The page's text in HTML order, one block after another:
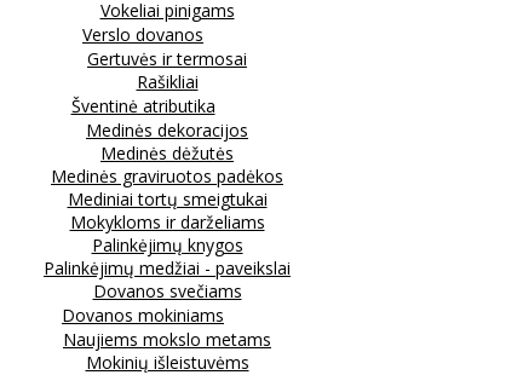
Vokeliai pinigams
Verslo dovanos
Gertuvės ir termosai
Rašikliai
Šventinė atributika
Medinės dekoracijos
Medinės dėžutės
Medinės graviruotos padėkos
Mediniai tortų smeigtukai
Mokykloms ir darželiams
Palinkėjimų knygos
Palinkėjimų medžiai - paveikslai
Dovanos svečiams
Dovanos mokiniams
Naujiems mokslo metams
Mokinių išleistuvėms